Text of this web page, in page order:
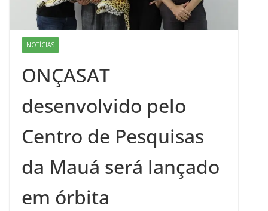
NOTÍCIAS
ONÇASAT
desenvolvido pelo
Centro de Pesquisas
da Mauá será lançado
em órbita